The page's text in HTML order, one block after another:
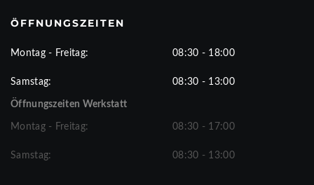
ÖFFNUNGSZEITEN
Montag - Freitag: 08:30 - 18:00
Samstag: 08:30 - 13:00
Öffnungszeiten Werkstatt
Montag - Freitag: 08:30 - 17:00
Samstag: 08:30 - 13:00